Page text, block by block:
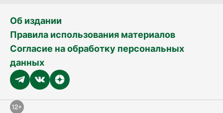
Об издании
Правила использования материалов
Согласие на обработку персональных
данных